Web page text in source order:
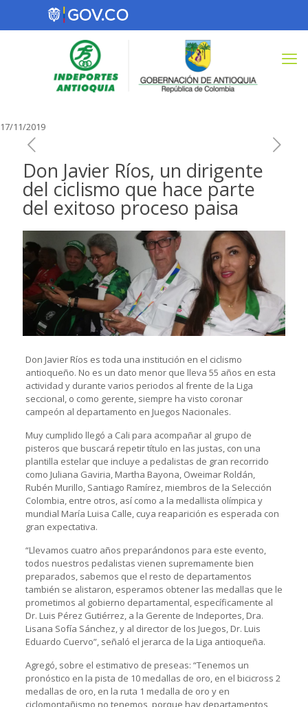
17/11/2019
Don Javier Ríos, un dirigente
del ciclismo que hace parte
del exitoso proceso paisa
Don Javier Ríos es toda una institución en el ciclismo
antioqueño. No es un dato menor que lleva 55 años en esta
actividad y durante varios periodos al frente de la Liga
seccional, o como gerente, siempre ha visto coronar
campeón al departamento en Juegos Nacionales.
Muy cumplido llegó a Cali para acompañar al grupo de
pisteros que buscará repetir título en las justas, con una
plantilla estelar que incluye a pedalistas de gran recorrido
como Juliana Gaviria, Martha Bayona, Oweimar Roldán,
Rubén Murillo, Santiago Ramírez, miembros de la Selección
Colombia, entre otros, así como a la medallista olímpica y
mundial María Luisa Calle, cuya reaparición es esperada con
gran expectativa.
“Llevamos cuatro años preparándonos para este evento,
todos nuestros pedalistas vienen supremamente bien
preparados, sabemos que el resto de departamentos
también se alistaron, esperamos obtener las medallas que le
prometimos al gobierno departamental, específicamente al
Dr. Luis Pérez Gutiérrez, a la Gerente de Indeportes, Dra.
Lisana Sofía Sánchez, y al director de los Juegos, Dr. Luis
Eduardo Cuervo”, señaló el jerarca de la Liga antioqueña.
Agregó, sobre el estimativo de preseas: “Tenemos un
pronóstico en la pista de 10 medallas de oro, en el bicicross 2
medallas de oro, en la ruta 1 medalla de oro y en
ciclomontañismo no tenemos, porque hay departamentos